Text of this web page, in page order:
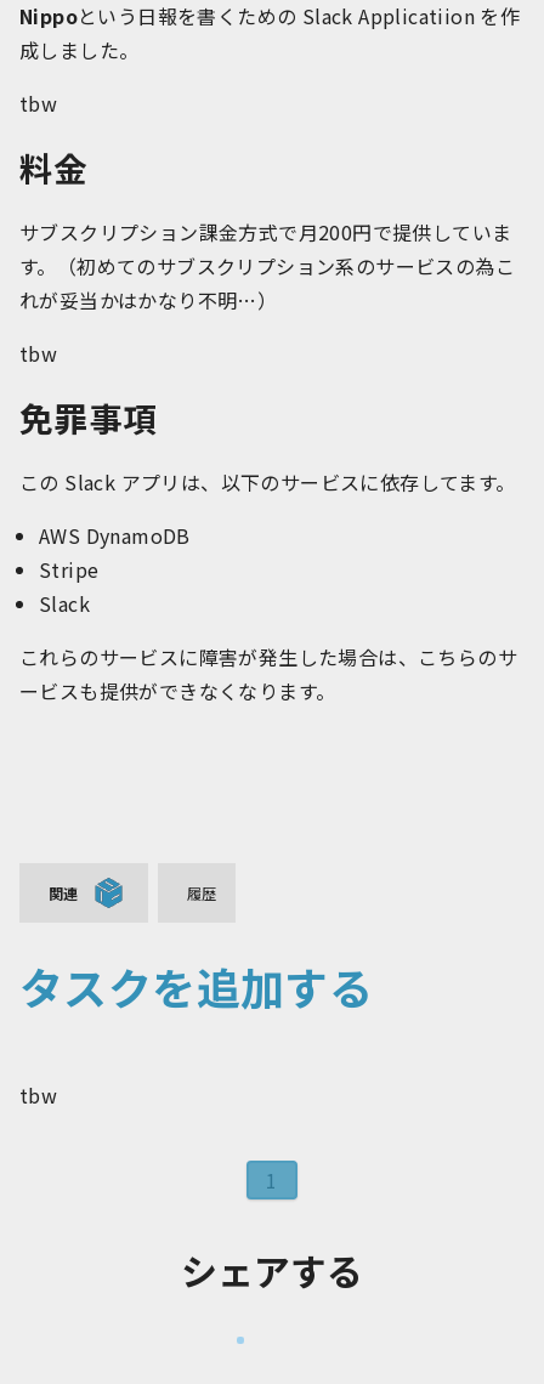
Nippoという日報を書くための Slack Applicatiion を作
成しました。
tbw
料金
サブスクリプション課金方式で月200円で提供していま
す。（初めてのサブスクリプション系のサービスの為こ
れが妥当かはかなり不明…）
tbw
免罪事項
この Slack アプリは、以下のサービスに依存してます。
AWS DynamoDB
Stripe
Slack
これらのサービスに障害が発生した場合は、こちらのサ
ービスも提供ができなくなります。
タスクを追加する
関連 履歴
tbw
1
シェアする